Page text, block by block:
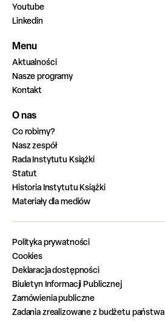
Youtube
Linkedin
Menu
Aktualności
Nasze programy
Kontakt
O nas
Co robimy?
Nasz zespół
Rada Instytutu Książki
Statut
Historia Instytutu Książki
Materiały dla mediów
Polityka prywatności
Cookies
Deklaracja dostępności
Biuletyn Informacji Publicznej
Zamówienia publiczne
Zadania zrealizowane z budżetu państwa